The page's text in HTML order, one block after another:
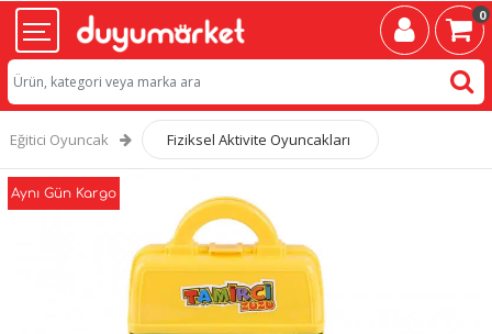
0
Eğitici Oyuncak Fiziksel Aktivite Oyuncakları
Aynı Gün Kargo